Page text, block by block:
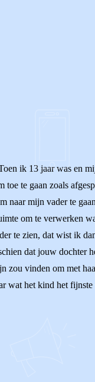
ik 13 jaar was en
toe te gaan zoals
naar mijn vader te
om te verwerken
te zien, dat wist ik
dat jouw dochter
zou vinden om met
wat het kind het